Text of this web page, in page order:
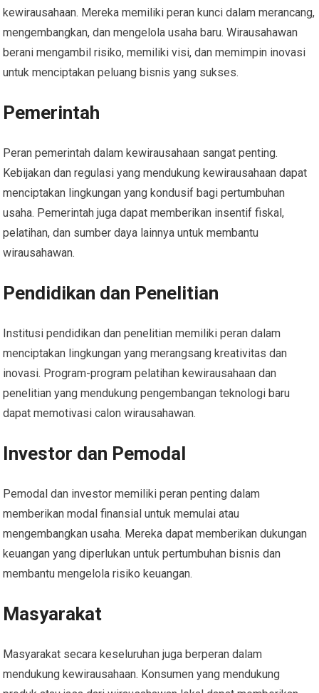
kewirausahaan. Mereka memiliki peran kunci dalam merancang,
mengembangkan, dan mengelola usaha baru. Wirausahawan
berani mengambil risiko, memiliki visi, dan memimpin inovasi
untuk menciptakan peluang bisnis yang sukses.
Pemerintah
Peran pemerintah dalam kewirausahaan sangat penting.
Kebijakan dan regulasi yang mendukung kewirausahaan dapat
menciptakan lingkungan yang kondusif bagi pertumbuhan
usaha. Pemerintah juga dapat memberikan insentif fiskal,
pelatihan, dan sumber daya lainnya untuk membantu
wirausahawan.
Pendidikan dan Penelitian
Institusi pendidikan dan penelitian memiliki peran dalam
menciptakan lingkungan yang merangsang kreativitas dan
inovasi. Program-program pelatihan kewirausahaan dan
penelitian yang mendukung pengembangan teknologi baru
dapat memotivasi calon wirausahawan.
Investor dan Pemodal
Pemodal dan investor memiliki peran penting dalam
memberikan modal finansial untuk memulai atau
mengembangkan usaha. Mereka dapat memberikan dukungan
keuangan yang diperlukan untuk pertumbuhan bisnis dan
membantu mengelola risiko keuangan.
Masyarakat
Masyarakat secara keseluruhan juga berperan dalam
mendukung kewirausahaan. Konsumen yang mendukung